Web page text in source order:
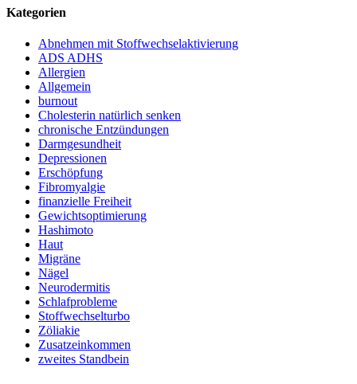
Kategorien
Abnehmen mit Stoffwechselaktivierung
ADS ADHS
Allergien
Allgemein
burnout
Cholesterin natürlich senken
chronische Entzündungen
Darmgesundheit
Depressionen
Erschöpfung
Fibromyalgie
finanzielle Freiheit
Gewichtsoptimierung
Hashimoto
Haut
Migräne
Nägel
Neurodermitis
Schlafprobleme
Stoffwechselturbo
Zöliakie
Zusatzeinkommen
zweites Standbein